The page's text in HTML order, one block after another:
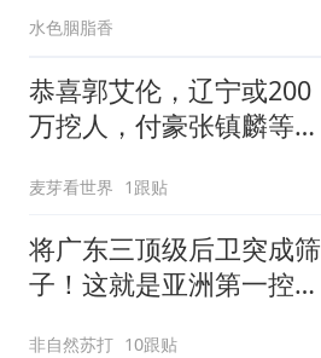
水色胭脂香
恭喜郭艾伦，辽宁或200
万挖人，付豪张镇麟等到
麦芽看世界 1跟贴
将广东三顶级后卫突成筛
子！这就是亚洲第一控卫
非自然苏打 10跟贴